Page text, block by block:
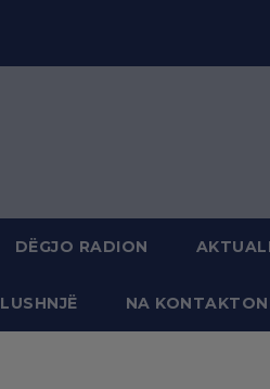
DËGJO RADION
LUSHNJË NA